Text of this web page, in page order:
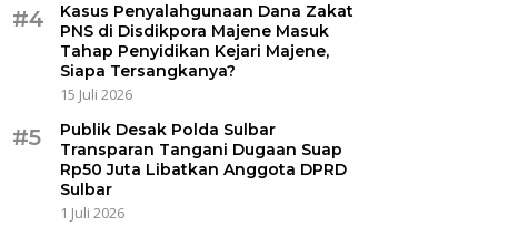
#4
Kasus Penyalahgunaan Dana Zakat
PNS di Disdikpora Majene Masuk
Tahap Penyidikan Kejari Majene,
Siapa Tersangkanya?
15 Juli 2026
#5
Publik Desak Polda Sulbar
Transparan Tangani Dugaan Suap
Rp50 Juta Libatkan Anggota DPRD
Sulbar
1 Juli 2026